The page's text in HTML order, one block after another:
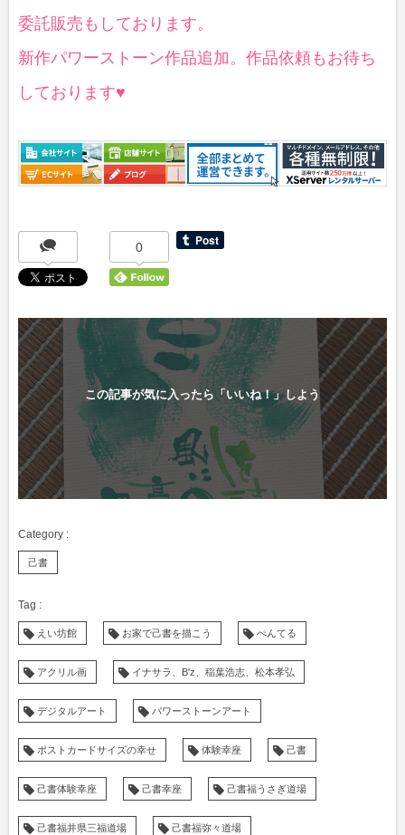
委託販売もしております。
新作パワーストーン作品追加。作品依頼もお待ち
しております♥
0
この記事が気に入ったら「いいね！」しよう
己書
えい坊館 お家で己書を描こう ぺんてる
アクリル画 イナサラ、B'z、稲葉浩志、松本孝弘
デジタルアート パワーストーンアート
ポストカードサイズの幸せ 体験幸座 己書
己書体験幸座 己書幸座 己書福うさぎ道場
己書福井県三福道場 己書福弥々道場